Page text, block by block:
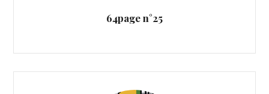
64page n°25